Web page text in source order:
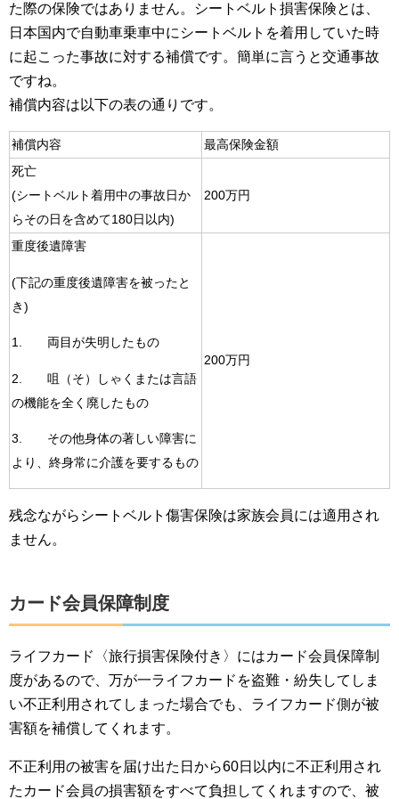
た際の保険ではありません。シートベルト損害保険とは、
日本国内で自動車乗車中にシートベルトを着用していた時
に起こった事故に対する補償です。簡単に言うと交通事故
ですね。
補償内容は以下の表の通りです。
補償内容
最高保険金額
死亡
(シートベルト着用中の事故日か
らその日を含めて180日以内)
200万円
重度後遺障害
(下記の重度後遺障害を被ったと
き)
1. 両目が失明したもの
2. 咀（そ）しゃくまたは言語
の機能を全く廃したもの
3. その他身体の著しい障害に
より、終身常に介護を要するもの
200万円
残念ながらシートベルト傷害保険は家族会員には適用され
ません。
カード会員保障制度
ライフカード〈旅行損害保険付き〉にはカード会員保障制
度があるので、万が一ライフカードを盗難・紛失してしま
い不正利用されてしまった場合でも、ライフカード側が被
害額を補償してくれます。
不正利用の被害を届け出た日から60日以内に不正利用され
たカード会員の損害額をすべて負担してくれますので、被